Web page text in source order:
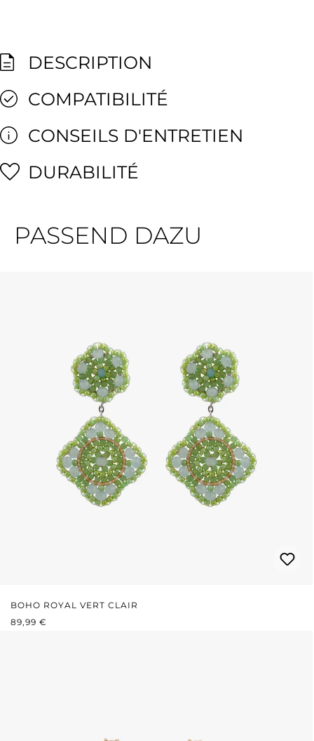
DESCRIPTION
COMPATIBILITÉ
CONSEILS D'ENTRETIEN
DURABILITÉ
PASSEND DAZU
BOHO ROYAL VERT CLAIR
PRIX RÉGULIER :
89,99 €